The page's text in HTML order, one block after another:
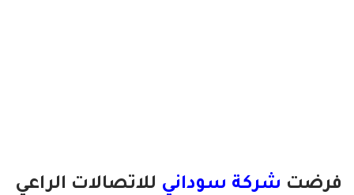
فرضت شركة سوداني للاتصالات الراعي